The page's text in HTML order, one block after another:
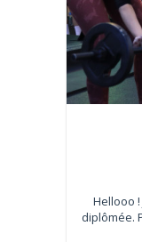
Hellooo
diplômée.